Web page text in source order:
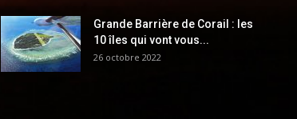
Grande Barrière de Corail : les
10 îles qui vont vous...
26 octobre 2022